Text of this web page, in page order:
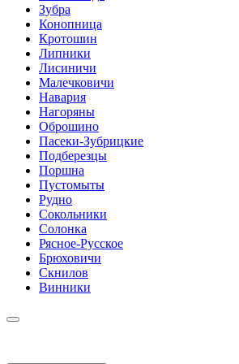
Зубра
Конопница
Кротошин
Липники
Лисиничи
Малечковичи
Навария
Нагоряны
Оброшино
Пасеки-Зубрицкие
Подберезцы
Поршна
Пустомыты
Рудно
Сокольники
Солонка
Рясное-Русское
Брюховичи
Скнилов
Винники